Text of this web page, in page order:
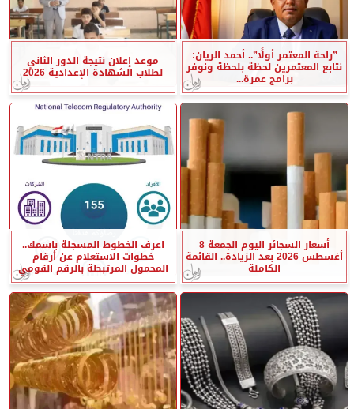
”راحة المعتمر أولًا”.. أحمد الريان:
نتابع المعتمرين لحظة بلحظة ونوفر
برامج عمرة...
موعد إعلان نتيجة الدور الثاني
لطلاب الشهادة الإعدادية 2026
أسعار السجائر اليوم الجمعة 8
أغسطس 2026 بعد الزيادة.. القائمة
الكاملة
اعرف الخطوط المسجلة باسمك..
خطوات الاستعلام عن أرقام
المحمول المرتبطة بالرقم القومي